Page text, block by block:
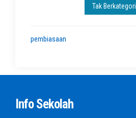
Tak Berkategori
pembiasaan
Info Sekolah